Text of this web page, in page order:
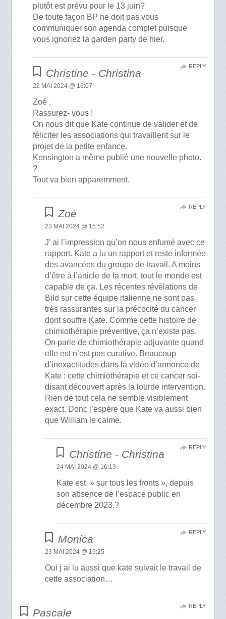
plutôt est prévu pour le 13 juin?
De toute façon BP ne doit pas vous
communiquer son agenda complet puisque
vous ignoriez la garden party de hier.
Christine - Christina
22 MAI 2024 @ 16:07
Zoé ,
Rassurez- vous !
On nous dit que Kate continue de valider et de
féliciter les associations qui travaillent sur le
projet de la petite enfance.
Kensington a même publié une nouvelle photo.
?
Tout va bien apparemment.
REPLY
Zoé
23 MAI 2024 @ 15:52
J’ ai l’impression qu’on nous enfumé avec ce
rapport. Kate a lu un rapport et reste informée
des avancées du groupe de travail. A moins
d’être à l’article de la mort, tout le monde est
capable de ça. Les récentes révélations de
Bild sur cette équipe italienne ne sont pas
très rassurantes sur la précocité du cancer
dont souffre Kate. Comme cette histoire de
chimiothérapie préventive, ça n’existe pas.
On parle de chimiothérapie adjuvante quand
elle est n’est pas curative. Beaucoup
d’inexactitudes dans la vidéo d’annonce de
Kate : cette chimiothérapie et ce cancer soi-
disant découvert après la lourde intervention.
Rien de tout cela ne semble visiblement
exact. Donc j’espère que Kate va aussi bien
que William le calme.
REPLY
Christine - Christina
24 MAI 2024 @ 16:13
Kate est » sur tous les fronts », depuis
son absence de l’espace public en
décembre 2023.?
REPLY
Monica
23 MAI 2024 @ 19:25
Oui j ai lu aussi que kate suivait le travail de
cette association…
REPLY
Pascale
REPLY